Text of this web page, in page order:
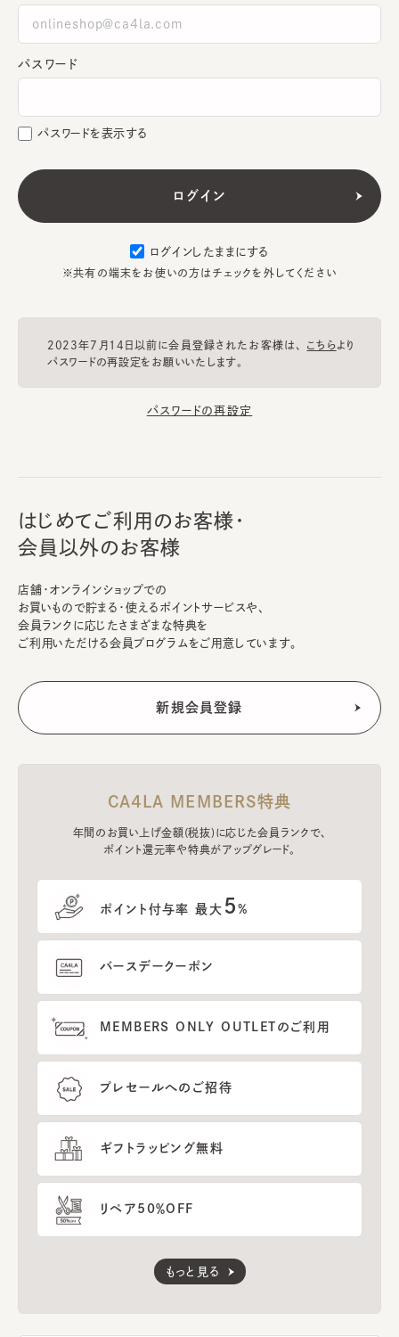
パスワード
パスワードを表示する
ログインしたままにする
※共有の端末をお使いの方はチェックを外してください
2023年7月14日以前に会員登録されたお客様は、 こちらより
パスワードの再設定をお願いいたします。
パスワードの再設定
はじめてご利用のお客様・
会員以外のお客様
店舗・オンラインショップでの
お買いもので貯まる・使えるポイントサービスや、
会員ランクに応じたさまざまな特典を
ご利用いただける会員プログラムをご用意しています。
CA4LA MEMBERS特典
年間のお買い上げ金額(税抜)に応じた会員ランクで、
ポイント還元率や特典がアップグレード。
ポイント付与率 最大 5%
バースデークーポン
MEMBERS ONLY OUTLETのご利用
プレセールへのご招待
ギフトラッピング無料
リペア50％OFF
もっと見る